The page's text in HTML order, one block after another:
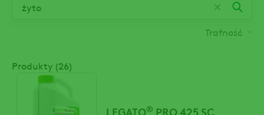
Trafność
Produkty (26)
LEGATO® PRO 425 SC